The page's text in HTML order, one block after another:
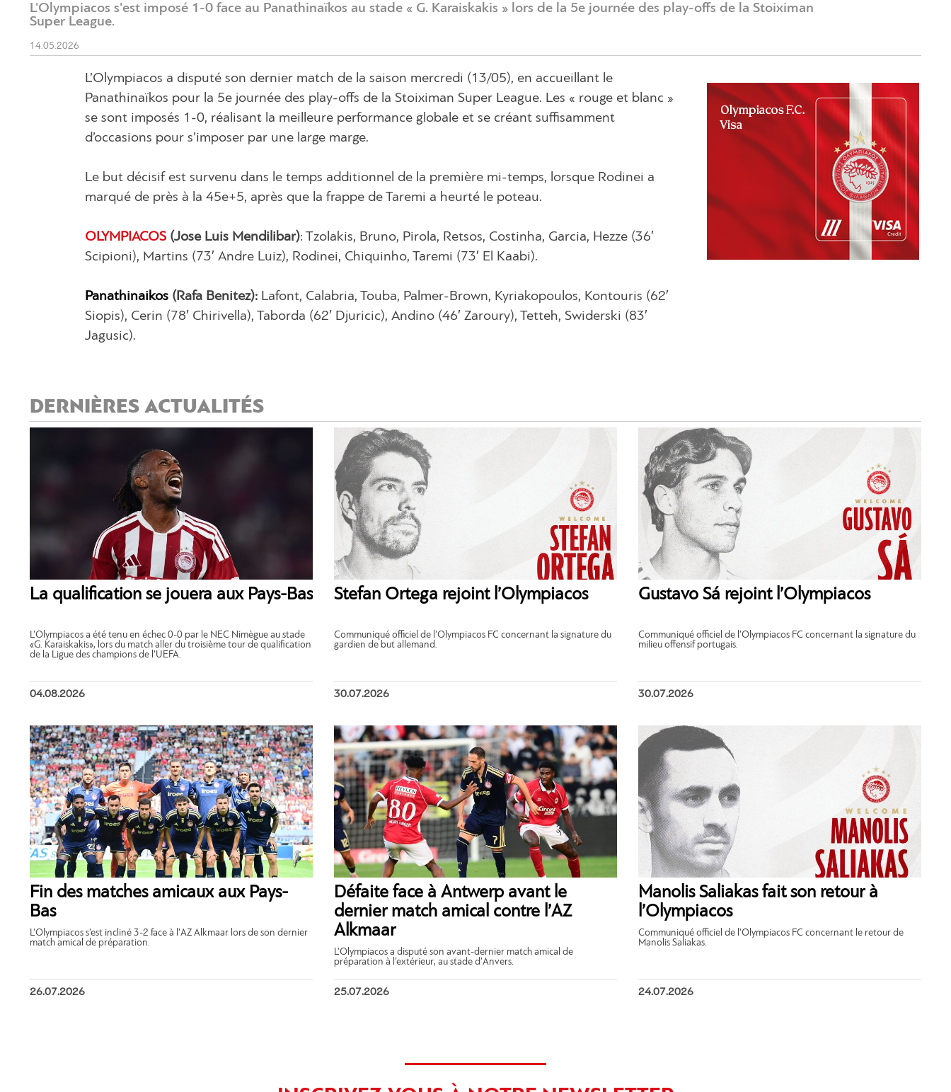
L'Olympiacos s'est imposé 1-0 face au Panathinaïkos au stade « G. Karaiskakis » lors de la 5e journée des play-offs de la Stoiximan
Super League.
14.05.2026
L’Olympiacos a disputé son dernier match de la saison mercredi (13/05), en accueillant le
Panathinaïkos pour la 5e journée des play-offs de la Stoiximan Super League. Les « rouge et blanc »
se sont imposés 1-0, réalisant la meilleure performance globale et se créant suffisamment
d’occasions pour s’imposer par une large marge.
Le but décisif est survenu dans le temps additionnel de la première mi-temps, lorsque Rodinei a
marqué de près à la 45e+5, après que la frappe de Taremi a heurté le poteau.
OLYMPIACOS (Jose Luis Mendilibar): Tzolakis, Bruno, Pirola, Retsos, Costinha, Garcia, Hezze (36′
Scipioni), Martins (73′ Andre Luiz), Rodinei, Chiquinho, Taremi (73′ El Kaabi).
Panathinaikos (Rafa Benitez): Lafont, Calabria, Touba, Palmer-Brown, Kyriakopoulos, Kontouris (62′
Siopis), Cerin (78′ Chirivella), Taborda (62′ Djuricic), Andino (46′ Zaroury), Tetteh, Swiderski (83′
Jagusic).
DERNIÈRES ACTUALITÉS
La qualification se jouera aux Pays-Bas
L’Olympiacos a été tenu en échec 0-0 par le NEC Nimègue au stade
«G. Karaiskakis», lors du match aller du troisième tour de qualification
de la Ligue des champions de l’UEFA.
04.08.2026
Stefan Ortega rejoint l’Olympiacos
Communiqué officiel de l’Olympiacos FC concernant la signature du
gardien de but allemand.
30.07.2026
Gustavo Sá rejoint l’Olympiacos
Communiqué officiel de l’Olympiacos FC concernant la signature du
milieu offensif portugais.
30.07.2026
Fin des matches amicaux aux Pays-
Bas
L’Olympiacos s’est incliné 3-2 face à l’AZ Alkmaar lors de son dernier
match amical de préparation.
26.07.2026
Défaite face à Antwerp avant le
dernier match amical contre l’AZ
Alkmaar
L’Olympiacos a disputé son avant-dernier match amical de
préparation à l’extérieur, au stade d’Anvers.
25.07.2026
Manolis Saliakas fait son retour à
l’Olympiacos
Communiqué officiel de l’Olympiacos FC concernant le retour de
Manolis Saliakas.
24.07.2026